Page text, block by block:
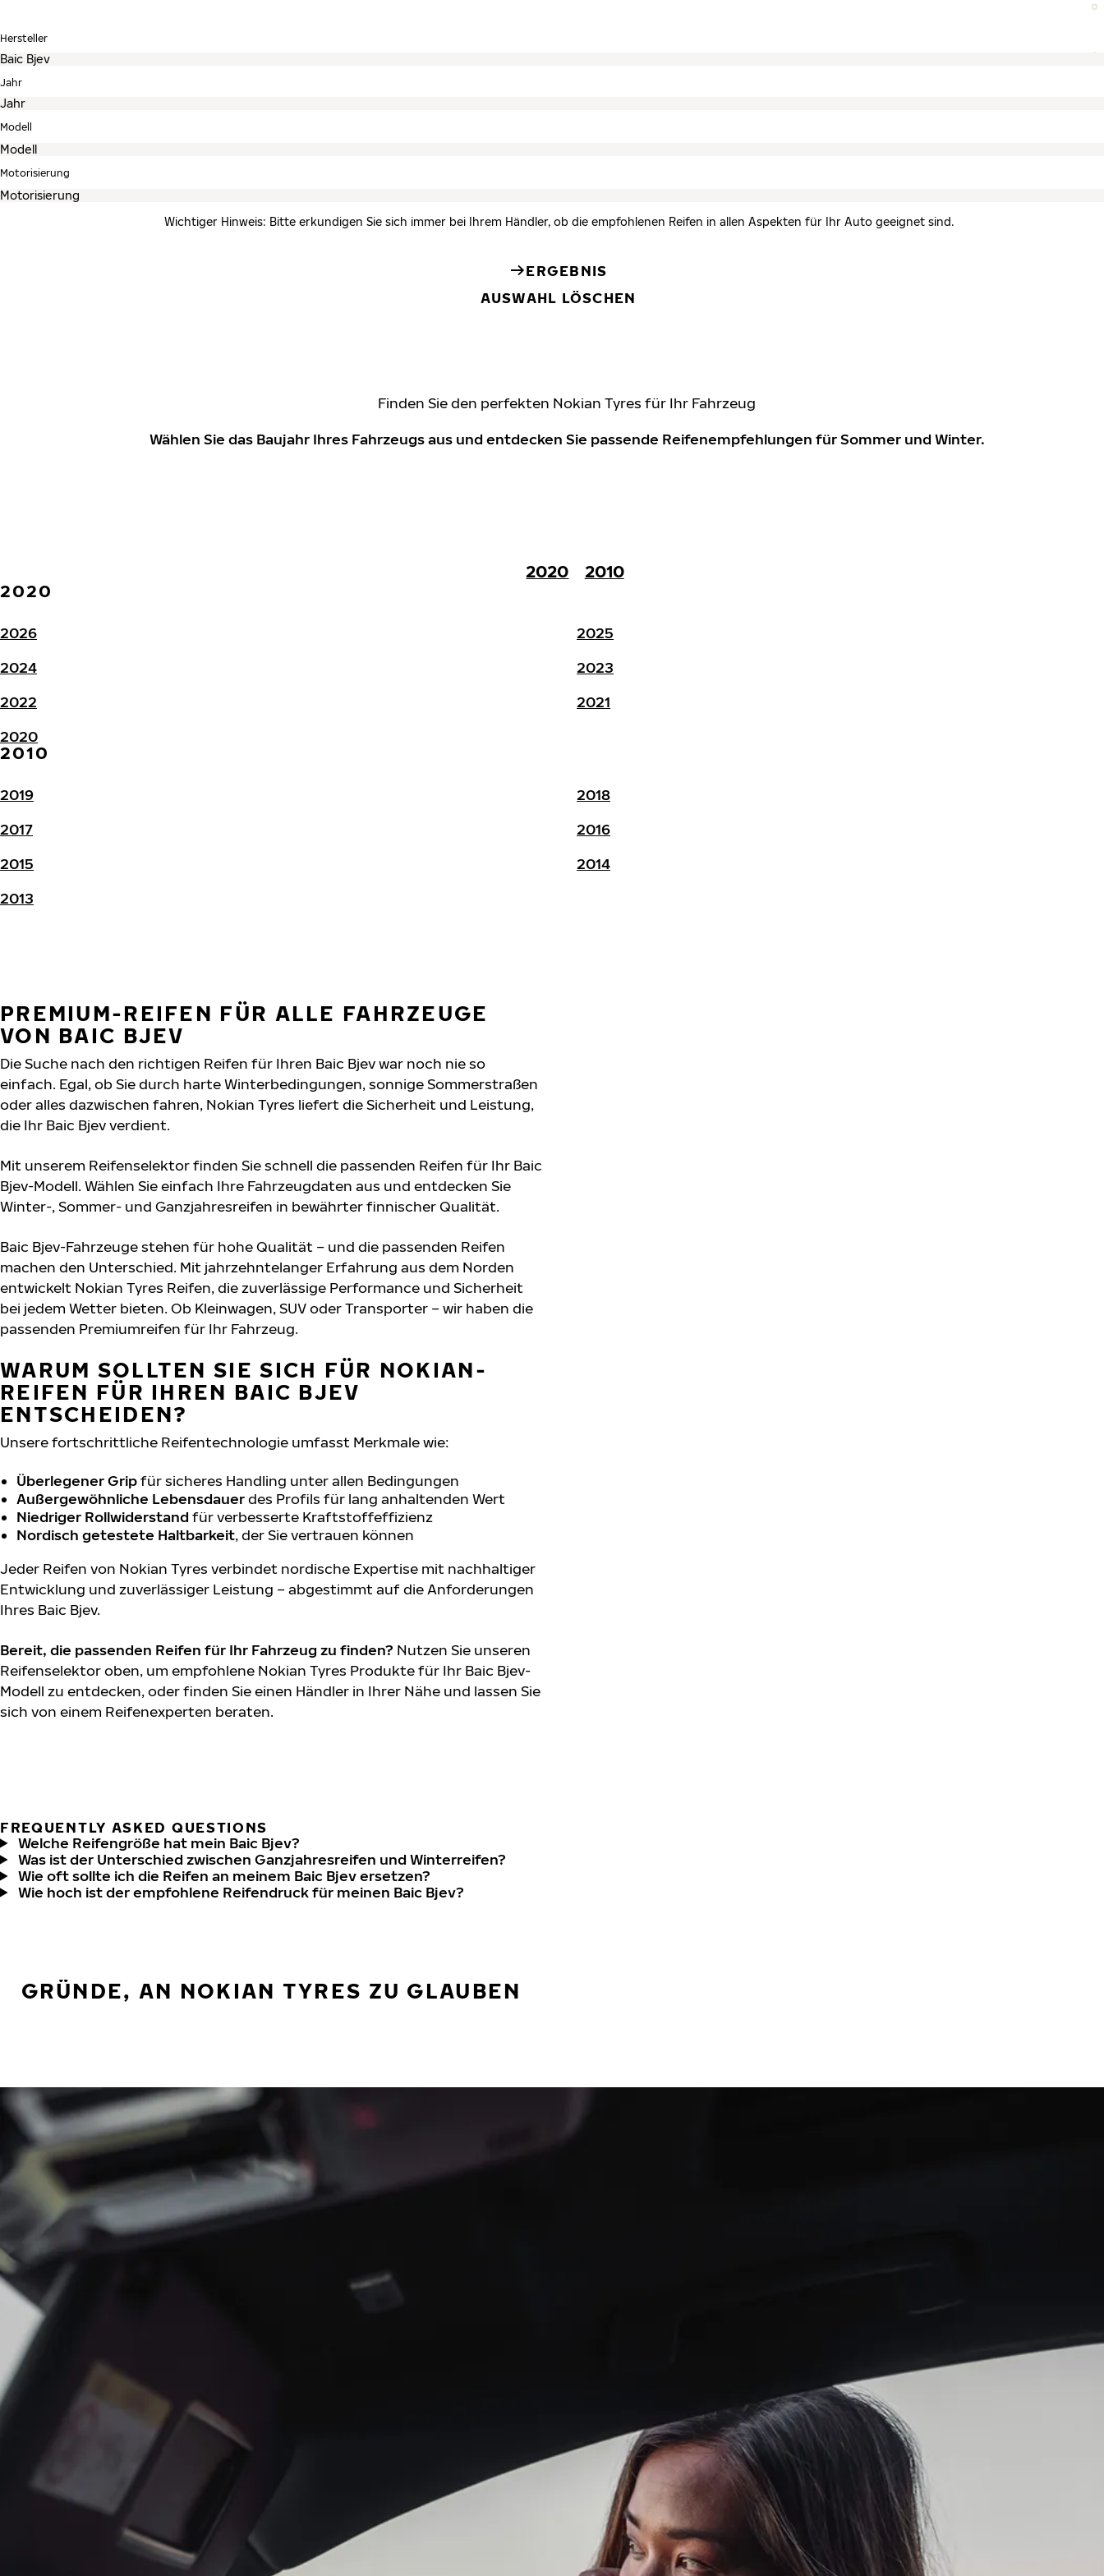
Hersteller
Jahr
Modell
Motorisierung
Wichtiger Hinweis: Bitte erkundigen Sie sich immer bei Ihrem Händler, ob die empfohlenen Reifen in allen Aspekten für Ihr Auto geeignet sind.
ERGEBNIS
AUSWAHL LÖSCHEN
Finden Sie den perfekten Nokian Tyres für Ihr Fahrzeug
Wählen Sie das Baujahr Ihres Fahrzeugs aus und entdecken Sie passende Reifenempfehlungen für Sommer und Winter.
2020
2010
2020
2026
2025
2024
2023
2022
2021
2020
2010
2019
2018
2017
2016
2015
2014
2013
PREMIUM-REIFEN FÜR ALLE FAHRZEUGE
VON BAIC BJEV
Die Suche nach den richtigen Reifen für Ihren Baic Bjev war noch nie so
einfach. Egal, ob Sie durch harte Winterbedingungen, sonnige Sommerstraßen
oder alles dazwischen fahren, Nokian Tyres liefert die Sicherheit und Leistung,
die Ihr Baic Bjev verdient.
Mit unserem Reifenselektor finden Sie schnell die passenden Reifen für Ihr Baic
Bjev-Modell. Wählen Sie einfach Ihre Fahrzeugdaten aus und entdecken Sie
Winter-, Sommer- und Ganzjahresreifen in bewährter finnischer Qualität.
Baic Bjev-Fahrzeuge stehen für hohe Qualität – und die passenden Reifen
machen den Unterschied. Mit jahrzehntelanger Erfahrung aus dem Norden
entwickelt Nokian Tyres Reifen, die zuverlässige Performance und Sicherheit
bei jedem Wetter bieten. Ob Kleinwagen, SUV oder Transporter – wir haben die
passenden Premiumreifen für Ihr Fahrzeug.
WARUM SOLLTEN SIE SICH FÜR NOKIAN-
REIFEN FÜR IHREN BAIC BJEV
ENTSCHEIDEN?
Unsere fortschrittliche Reifentechnologie umfasst Merkmale wie:
Überlegener Gripfür sicheres Handling unter allen Bedingungen
Außergewöhnliche Lebensdauerdes Profils für lang anhaltenden Wert
Niedriger Rollwiderstand für verbesserte Kraftstoffeffizienz
Nordisch getestete Haltbarkeit, der Sie vertrauen können
Jeder Reifen von Nokian Tyres verbindet nordische Expertise mit nachhaltiger
Entwicklung und zuverlässiger Leistung – abgestimmt auf die Anforderungen
Ihres Baic Bjev.
Bereit, die passenden Reifen für Ihr Fahrzeug zu finden? Nutzen Sie unseren
Reifenselektor oben, um empfohlene Nokian Tyres Produkte für Ihr Baic Bjev-
Modell zu entdecken, oder finden Sie einen Händler in Ihrer Nähe und lassen Sie
sich von einem Reifenexperten beraten.
FREQUENTLY ASKED QUESTIONS
Welche Reifengröße hat mein Baic Bjev?
Was ist der Unterschied zwischen Ganzjahresreifen und Winterreifen?
Wie oft sollte ich die Reifen an meinem Baic Bjev ersetzen?
Wie hoch ist der empfohlene Reifendruck für meinen Baic Bjev?
GRÜNDE, AN NOKIAN TYRES ZU GLAUBEN